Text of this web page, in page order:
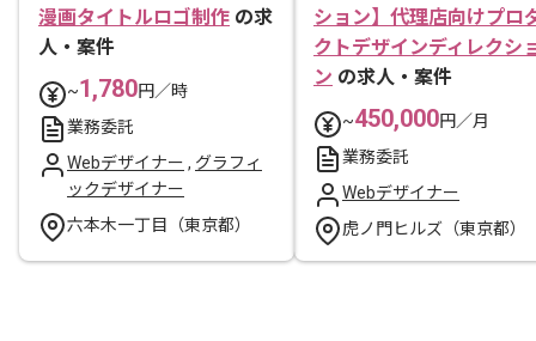
漫画タイトルロゴ制作 の求
人・案件
~1,780円／時
業務委託
Webデザイナー , グラフィ
ックデザイナー
六本木一丁目（東京都）
ション】代理店向けプロ
クトデザインディレクシ
ン の求人・案件
~450,000円／月
業務委託
Webデザイナー
虎ノ門ヒルズ（東京都）